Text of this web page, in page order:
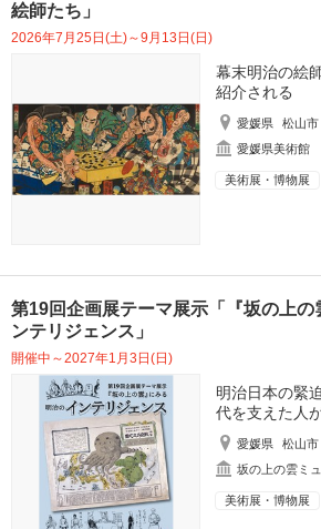
絵師たち」
2026年7月25日(土)～9月13日(日)
幕末明治の絵
紹介される
愛媛県
松山市
愛媛県美術館
美術展・博物展
第19回企画展テーマ展示「『坂の上の
ンテリジェンス」
開催中～2027年1月3日(日)
明治日本の緊
代を支えた人
愛媛県
松山市
坂の上の雲ミ
美術展・博物展